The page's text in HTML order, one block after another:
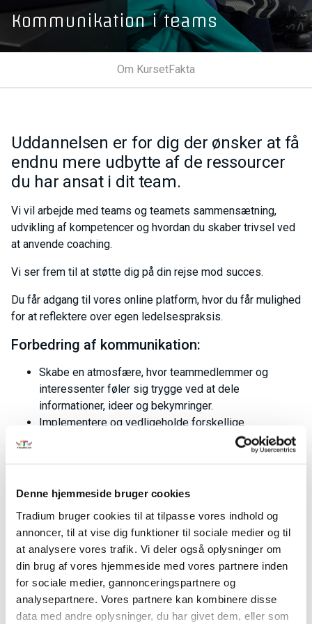
Denne hjemmeside bruger cookies
Tradium bruger cookies til at tilpasse vores indhold og
annoncer, til at vise dig funktioner til sociale medier og til
at analysere vores trafik. Vi deler også oplysninger om
din brug af vores hjemmeside med vores partnere inden
for sociale medier, gannonceringspartnere og
analysepartnere. Vores partnere kan kombinere disse
data med andre oplysninger, du har givet dem, eller som
Kommunikation i teams
Om KursetFakta
Uddannelsen er for dig der ønsker at få
endnu mere udbytte af de ressourcer
du har ansat i dit team.
Vi vil arbejde med teams og teamets sammensætning,
udvikling af kompetencer og hvordan du skaber trivsel ved
at anvende coaching.
Vi ser frem til at støtte dig på din rejse mod succes.
Du får adgang til vores online platform, hvor du får mulighed
for at reflektere over egen ledelsespraksis.
Forbedring af kommunikation:
Skabe en atmosfære, hvor teammedlemmer og
interessenter føler sig trygge ved at dele
informationer, ideer og bekymringer.
Implementere og vedligeholde forskellige
kommunikationskanaler, der passer til forskellige
på en klar, koncis og professionel måde, både
og behov.
Beskrivelse af interne
kommunikationsstrømme:
Kortlægning af alle interne kommunikationskanaler,
der bruges i teamet og i virksomheden.